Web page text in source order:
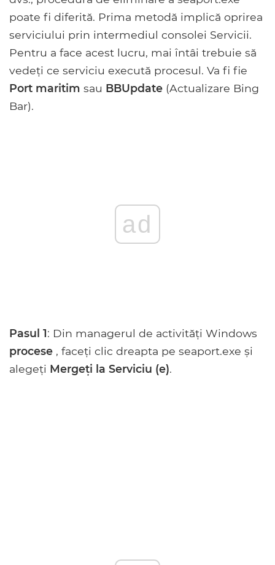
poate fi diferită. Prima metodă implică oprirea
serviciului prin intermediul consolei Servicii.
Pentru a face acest lucru, mai întâi trebuie să
vedeți ce serviciu execută procesul. Va fi fie
Port maritim sau BBUpdate (Actualizare Bing
Bar).
ad
Pasul 1: Din managerul de activități Windows
procese , faceți clic dreapta pe seaport.exe și
alegeți Mergeți la Serviciu (e).